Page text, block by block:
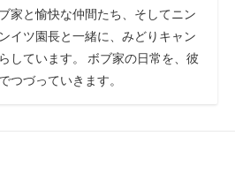
家と愉快な仲間たち、そしてニン
イツ園長と一緒に、みどりキャン
しています。 ボブ家の日常を、彼
つづっていきます。